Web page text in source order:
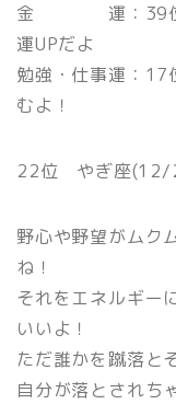
金 運：39位 衝
運UPだよ
勉強・仕事運：
むよ！
22位 やぎ座(12/
野心や野望がムク
ね！
それをエネルギー
いいよ！
ただ誰かを蹴落と
自分が落とされち